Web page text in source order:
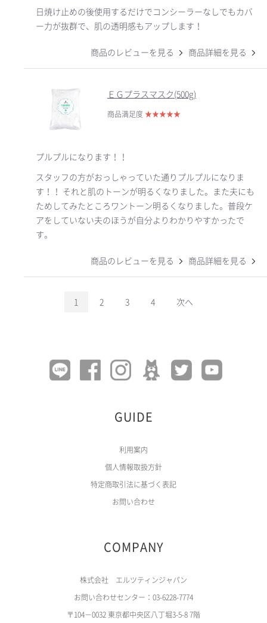
日焼け止めの後使用するだけでコンシーラーなしでもカバ
ー力が抜群で、肌の透明感もアップします！
商品のレビューを見る 商品詳細を見る
ＥＧプラスマスク(500g)
商品満足度 ★★★★★
プルプルになります！！
スタッフの方がおっしゃっていた通りプルプルになりま
す！！ それと肌のトーンが明るくなりました。また夫にも
ためしてみたところワントーン明るくなりました。普段ケ
アをしていない夫のほうが自分よりわかりやすかったで
す。
商品のレビューを見る 商品詳細を見る
1 2 3 4 次へ
GUIDE
利用案内
個人情報取扱方針
特定商取引法に基づく表記
お問い合わせ
COMPANY
株式会社 エルツティンジャパン
お問い合わせセンター：03-6228-7774
〒104－0032 東京都中央区八丁堀3-5-8 7階